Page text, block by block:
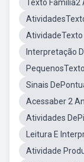
Texto Familia2
AtividadeTexto
Interpretação
Sinais
Acessaber 2
Atividades
Leitura E
Atividade